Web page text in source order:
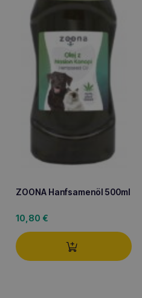
ZOONA Hanfsamenöl 500ml
10,80 €